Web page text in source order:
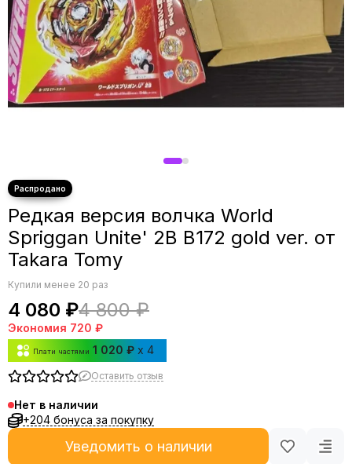
Редкая версия волчка World
Spriggan Unite' 2B B172 gold ver. от
Takara Tomy
Купили менее 20 раз
4 080 ₽4 800 ₽
Экономия 720 ₽
Плати частями 1 020 ₽ x 4
Оставить отзыв
Нет в наличии
+204 бонуса за покупку
Уведомить о наличии